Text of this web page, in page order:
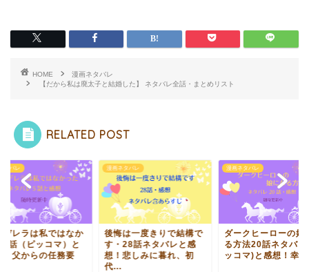
HOME
漫画ネタバレ
【だから私は廃太子と結婚した】 ネタバレ全話・まとめリスト
RELATED POST
タバレ
デレラは私ではなか
5話（ピッコマ）と
！父からの任務要
漫画ネタバレ
後悔は一度きりで結構で
す・28話ネタバレと感
想！悲しみに暮れ、初
代...
漫画ネタバレ
ダークヒーローの娘
る方法20話ネタバレ
ッコマ)と感想！幸